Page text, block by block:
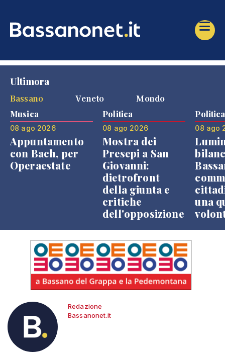
Ultimora
Bassano
Veneto Mondo
Musica
08 ago 2026
Appuntamento
con Bach, per
Operaestate
Politica
08 ago 2026
Mostra dei
Presepi a San
Giovanni:
dietrofront
della giunta e
critiche
dell'opposizione
Politica
08 ago
una
Redazione
Bassanonet.it